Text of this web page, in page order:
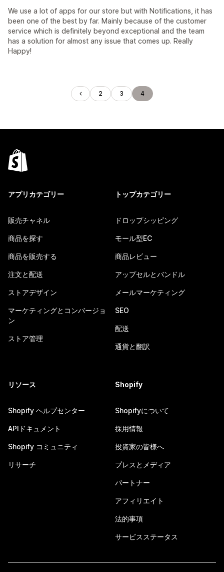
We use a lot of apps for our store but with Notifications, it has
been one of the best by far. Mainly because of the customer
service which is definitely beyond exceptional and the team
has a solution for almost any issue that comes up. Really
Happy!
2 3 4
アプリカテゴリー
販売チャネル
商品を探す
商品を販売する
注文と配送
ストアデザイン
マーケティングとコンバージョ
ン
ストア管理
トップカテゴリー
ドロップシッピング
モール型EC
商品レビュー
アップセルとバンドル
メールマーケティング
SEO
配送
通貨と翻訳
リソース
Shopify ヘルプセンター
APIドキュメント
Shopify コミュニティ
リサーチ
Shopify
Shopifyについて
採用情報
投資家の皆様へ
プレスとメディア
パートナー
アフィリエイト
法的事項
サービスステータス